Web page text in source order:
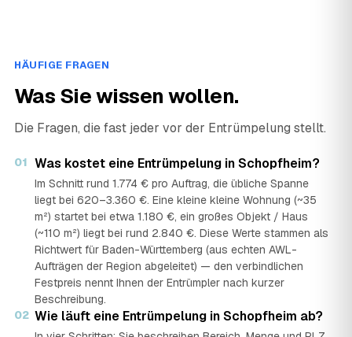
HÄUFIGE FRAGEN
Was Sie wissen wollen.
Die Fragen, die fast jeder vor der Entrümpelung stellt.
01 Was kostet eine Entrümpelung in Schopfheim?
Im Schnitt rund 1.774 € pro Auftrag, die übliche Spanne
liegt bei 620–3.360 €. Eine kleine kleine Wohnung (~35
m²) startet bei etwa 1.180 €, ein großes Objekt / Haus
(~110 m²) liegt bei rund 2.840 €. Diese Werte stammen als
Richtwert für Baden-Württemberg (aus echten AWL-
Aufträgen der Region abgeleitet) — den verbindlichen
Festpreis nennt Ihnen der Entrümpler nach kurzer
Beschreibung.
02 Wie läuft eine Entrümpelung in Schopfheim ab?